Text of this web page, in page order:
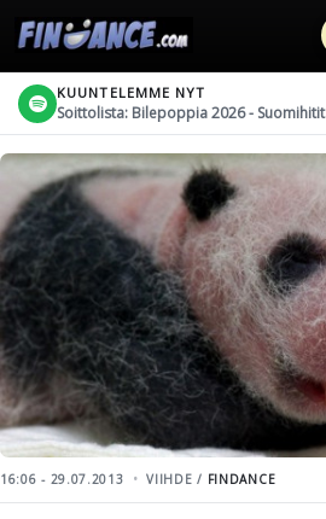
KUUNTELEMME NYT
Soittolista: Bilepoppia 2026 - Suomihitit
16:06 - 29.07.2013 VIIHDE / FINDANCE